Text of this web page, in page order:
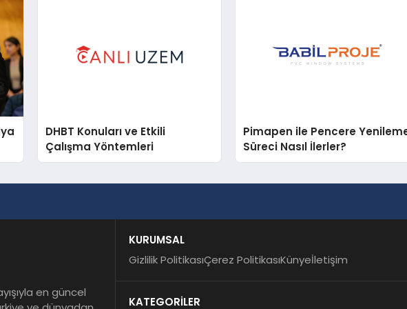
DHBT Konuları ve Etkili
Çalışma Yöntemleri
Pimapen ile Pencere
Süreci Nasıl İlerler?
en güncel
KURUMSAL
Gizlilik PolitikasıÇerez PolitikasıKünyeİletişim
KATEGORİLER